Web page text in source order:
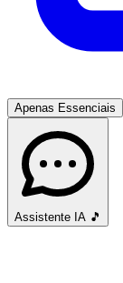
Apenas Essenciais
Assistente IA 🎵